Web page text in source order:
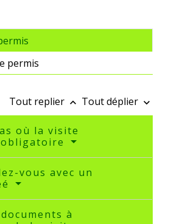
permis
Tout replier keyboard_arrow_up Tout déplier keyboard_arrow_down
où la visite
vous avec un
à